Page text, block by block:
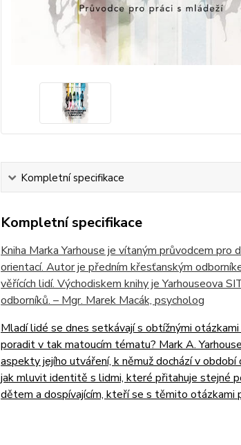
Kompletní specifikace
Kompletní specifikace
Kniha Marka Yarhouse je vítaným průvodcem
orientací. Autor je předním křesťanským
věřících lidí. Východiskem knihy je Yarhouseova
odborníků. – Mgr. Marek Macák, psycholog
Mladí lidé se dnes setkávají s obtížnými
poradit v tak matoucím tématu? Mark A.
aspekty jejího utváření, k němuž dochází v
jak mluvit identitě s lidmi, které přitahuje stejné
dětem a dospívajícím, kteří se s těmito otázkami